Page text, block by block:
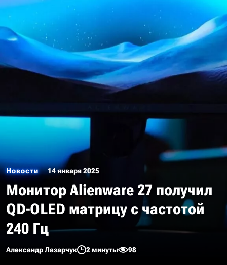
Новости 14 января 2025
Монитор Alienware 27 получил
QD-OLED матрицу с частотой
240 Гц
Александр Лазарчук 2 минуты 98